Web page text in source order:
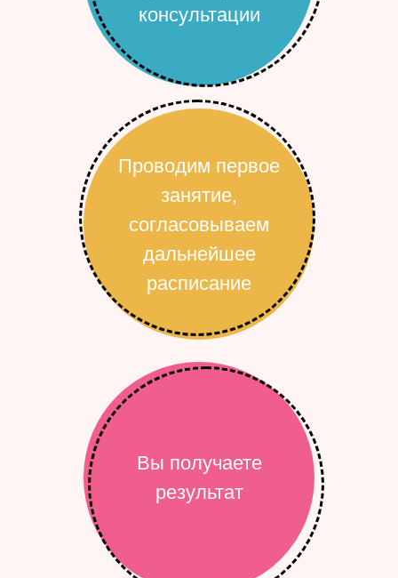
консультации
Проводим первое
занятие,
согласовываем
дальнейшее
расписание
Вы получаете
результат